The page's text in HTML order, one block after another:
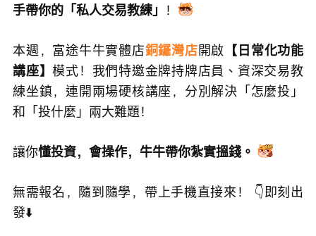
手帶你的「私人交易教練」 ！
本週，富途牛牛實體店銅鑼灣店開啟 【日常化功能
講座】模式！我們特邀金牌持牌店員、資深交易教
練坐鎮，連開兩場硬核講座，分別解決「怎麼投」
和「投什麼」兩大難題！
讓你懂投資，會操作，牛牛帶你紮實搵錢。
無需報名，隨到隨學，帶上手機直接來！ 👇即刻出
發⬇️